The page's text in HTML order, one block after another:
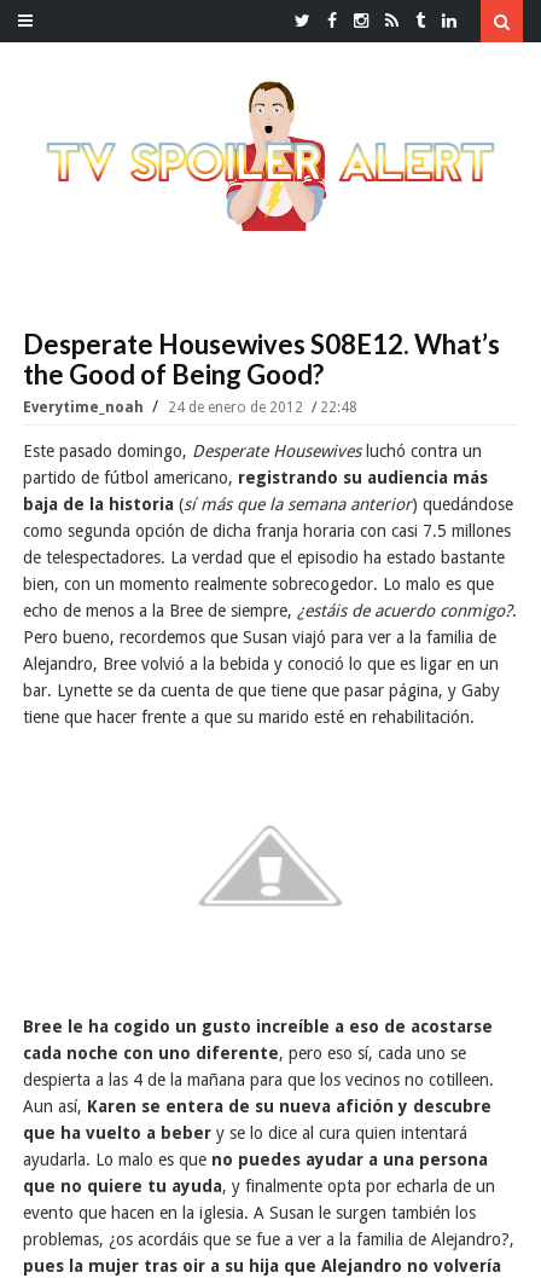
Desperate Housewives S08E12. What’s
the Good of Being Good?
Everytime_noah 24 de enero de 2012 22:48
Este pasado domingo, Desperate Housewivesluchó contra un
partido de fútbol americano, registrando su audiencia más
baja de la historia (sí más que la semana anterior) quedándose
como segunda opción de dicha franja horaria con casi 7.5 millones
de telespectadores. La verdad que el episodio ha estado bastante
bien, con un momento realmente sobrecogedor. Lo malo es que
echo de menos a la Bree de siempre, ¿estáis de acuerdo conmigo?.
Pero bueno, recordemos que Susan viajó para ver a la familia de
Alejandro, Bree volvió a la bebida y conoció lo que es ligar en un
bar. Lynette se da cuenta de que tiene que pasar página, y Gaby
tiene que hacer frente a que su marido esté en rehabilitación.
Bree le ha cogido un gusto increíble a eso de acostarse
cada noche con uno diferente, pero eso sí, cada uno se
despierta a las 4 de la mañana para que los vecinos no cotilleen.
Aun así, Karen se entera de su nueva afición y descubre
que ha vuelto a beber y se lo dice al cura quien intentará
ayudarla. Lo malo es que no puedes ayudar a una persona
que no quiere tu ayuda, y finalmente opta por echarla de un
evento que hacen en la iglesia. A Susan le surgen también los
problemas, ¿os acordáis que se fue a ver a la familia de Alejandro?,
pues la mujer tras oir a su hija que Alejandro no volvería